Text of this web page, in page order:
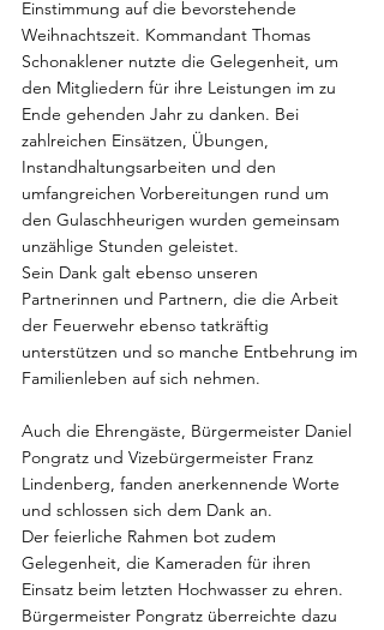
Einstimmung auf die bevorstehende
Weihnachtszeit. Kommandant Thomas
Schonaklener nutzte die Gelegenheit, um
den Mitgliedern für ihre Leistungen im zu
Ende gehenden Jahr zu danken. Bei
zahlreichen Einsätzen, Übungen,
Instandhaltungsarbeiten und den
umfangreichen Vorbereitungen rund um
den Gulaschheurigen wurden gemeinsam
unzählige Stunden geleistet.
Sein Dank galt ebenso unseren
Partnerinnen und Partnern, die die Arbeit
der Feuerwehr ebenso tatkräftig
unterstützen und so manche Entbehrung im
Familienleben auf sich nehmen.
Auch die Ehrengäste, Bürgermeister Daniel
Pongratz und Vizebürgermeister Franz
Lindenberg, fanden anerkennende Worte
und schlossen sich dem Dank an.
Der feierliche Rahmen bot zudem
Gelegenheit, die Kameraden für ihren
Einsatz beim letzten Hochwasser zu ehren.
Bürgermeister Pongratz überreichte dazu